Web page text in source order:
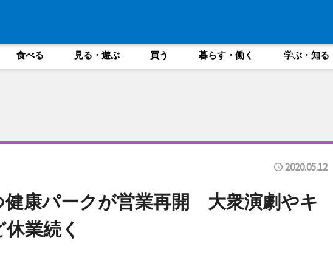
食べる 見る・遊ぶ 買う 暮らす・働く 学ぶ・知る
2020.05.12
健康パークが営業再開 大衆演劇やキ
業続く